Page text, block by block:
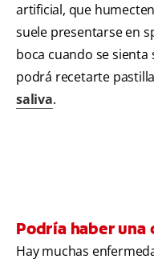
artificial, que
suele presentarse en
boca cuando se
podrá recetarte
saliva.
Podría haber una
Hay muchas